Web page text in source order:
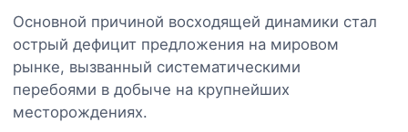
Основной причиной восходящей динамики стал
острый дефицит предложения на мировом
рынке, вызванный систематическими
перебоями в добыче на крупнейших
месторождениях.